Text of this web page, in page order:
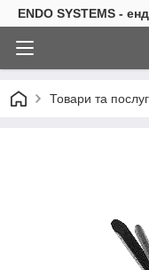
ENDO SYSTEMS -
Товари та